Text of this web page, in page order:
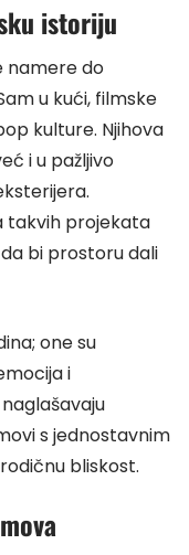
istoriju
namere do
u kući, filmske
kulture. Njihova
i u pažljivo
takvih projekata
bi prostoru dali
one su
i
s jednostavnim
bliskost.